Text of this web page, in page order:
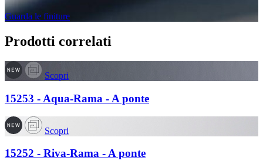
Guarda le finiture
Prodotti correlati
Scopri
15253 - Aqua-Rama - A ponte
Scopri
15252 - Riva-Rama - A ponte